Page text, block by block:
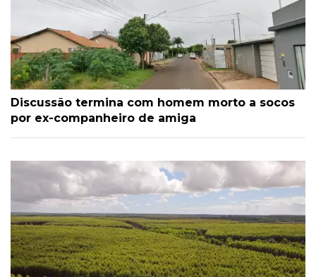
Discussão termina com homem morto a socos
por ex-companheiro de amiga